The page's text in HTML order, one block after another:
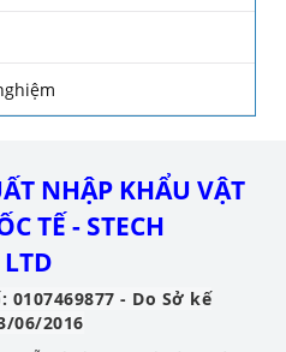
NHẬP KHẨU VẬT
TẾ - STECH
0107469877 - Do Sở kế
06/2016